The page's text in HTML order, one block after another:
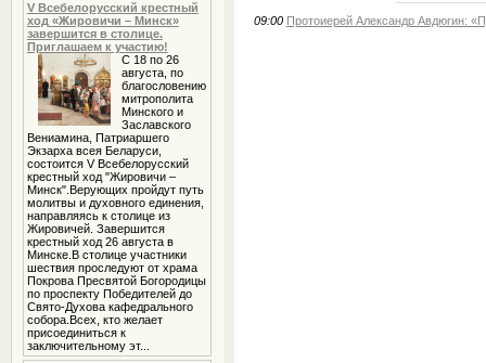
V Всебелорусский крестный
ход «Жировичи – Минск»
завершится в столице.
Приглашаем к участию!
С 18 по 26
августа, по
благословению
митрополита
Минского и
Заславского
Вениамина, Патриаршего
Экзарха всея Беларуси,
состоится V Всебелорусский
крестный ход "Жировичи –
Минск".Верующих пройдут путь
молитвы и духовного единения,
направляясь к столице из
Жировичей. Завершится
крестный ход 26 августа в
Минске.В столице участники
шествия проследуют от храма
Покрова Пресвятой Богородицы
по проспекту Победителей до
Свято-Духова кафедрального
собора.Всех, кто желает
присоединиться к
заключительному эт...
09:00 Протоиерей Александр Авдюгин: